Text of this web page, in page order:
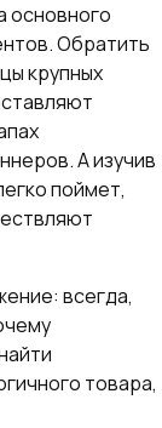
основного
Обратить
крупных
А изучив
поймет,
всегда,
товара,